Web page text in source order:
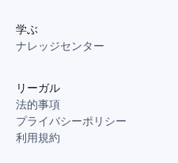
学ぶ
ナレッジセンター
リーガル
法的事項
プライバシーポリシー
利用規約